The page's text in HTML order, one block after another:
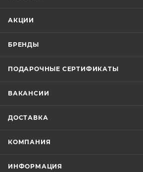
АКЦИИ
БРЕНДЫ
ПОДАРОЧНЫЕ СЕРТИФИКАТЫ
ВАКАНСИИ
ДОСТАВКА
КОМПАНИЯ
ИНФОРМАЦИЯ